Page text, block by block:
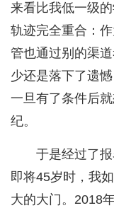
来看比我低一级
轨迹完全重合：
管也通过别的渠
少还是落下了遗
一旦有了条件后
纪。
于是经过了
即将45岁时，我
大的大门。2018